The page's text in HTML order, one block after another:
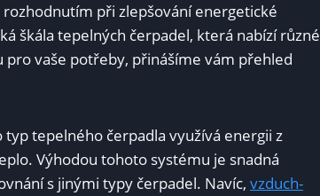
při zlepšování ⁢energetické
škála tepelných čerpadel, ‌která nabízí různé
vaše potřeby, přinášíme ⁢vám přehled
tepelného‌ čerpadla využívá energii z
Výhodou tohoto systému je snadná
⁣s jinými typy​ čerpadel. Navíc, vzduch-